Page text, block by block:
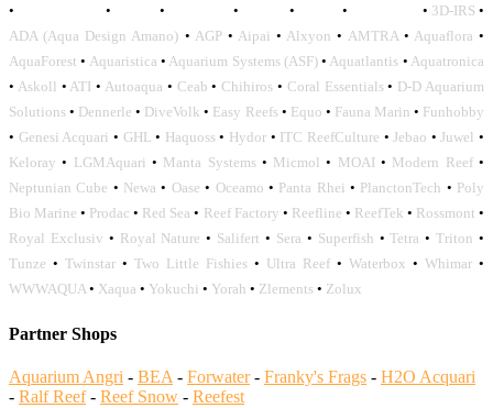
•
• • • • • • 3D-IRS •
ADA (Aqua Design Amano) • AGP• Aipai • Alxyon • AMTRA• Aquaflora •
AquaForest • Aquaristica • Aquarium Systems (ASF)• Aquatlantis • Aquatronica
• Askoll • ATI • Autoaqua • Ceab • Chihiros • Coral Essentials• D-D Aquarium
Solutions • Dennerle • DiveVolk • Easy Reefs• Equo • Fauna Marin • Funhobby
• Genesi Acquari • GHL • Haquoss• Hydor • ITC ReefCulture •Jebao •Juwel •
Keloray • LGMAquari • Manta Systems• Micmol • MOAI • Modern Reef•
Neptunian Cube • Newa • Oase • Oceamo • Panta Rhei • PlanctonTech • Poly
Bio Marine • Prodac • Red Sea • Reef Factory • Reefline • ReefTek • Rossmont •
Royal Exclusiv • Royal Nature • Salifert • Sera • Superfish •Tetra •Triton •
Tunze • Twinstar • Two Little Fishies • Ultra Reef • Waterbox • Whimar •
WWWAQUA • Xaqua • Yokuchi • Yorah • Zlements • Zolux
Partner Shops
Aquarium Angri - BEA - Forwater- Franky's Frags - H2O Acquari
- Ralf Reef- Reef Snow - Reefest